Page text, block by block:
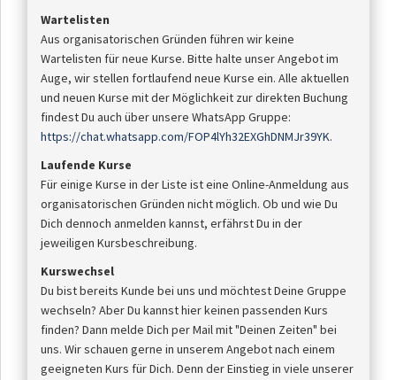
Wartelisten
Aus organisatorischen Gründen führen wir keine
Wartelisten für neue Kurse. Bitte halte unser Angebot im
Auge, wir stellen fortlaufend neue Kurse ein. Alle aktuellen
und neuen Kurse mit der Möglichkeit zur direkten Buchung
findest Du auch über unsere WhatsApp Gruppe:
https://chat.whatsapp.com/FOP4lYh32EXGhDNMJr39YK.
Laufende Kurse
Für einige Kurse in der Liste ist eine Online-Anmeldung aus
organisatorischen Gründen nicht möglich. Ob und wie Du
Dich dennoch anmelden kannst, erfährst Du in der
jeweiligen Kursbeschreibung.
Kurswechsel
Du bist bereits Kunde bei uns und möchtest Deine Gruppe
wechseln? Aber Du kannst hier keinen passenden Kurs
finden? Dann melde Dich per Mail mit "Deinen Zeiten" bei
uns. Wir schauen gerne in unserem Angebot nach einem
geeigneten Kurs für Dich. Denn der Einstieg in viele unserer